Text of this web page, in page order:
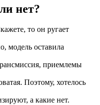
нет?
то он ругает
модель оставила
приемлемы
Поэтому, хотелось
а какие нет.